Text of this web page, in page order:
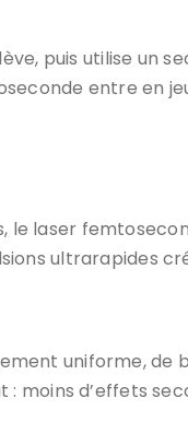
puis utilise un
entre en
laser
ultrarapides
uniforme,
d’effets